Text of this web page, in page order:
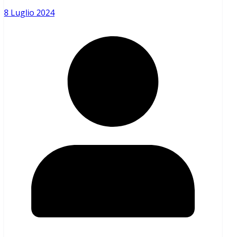
8 Luglio 2024